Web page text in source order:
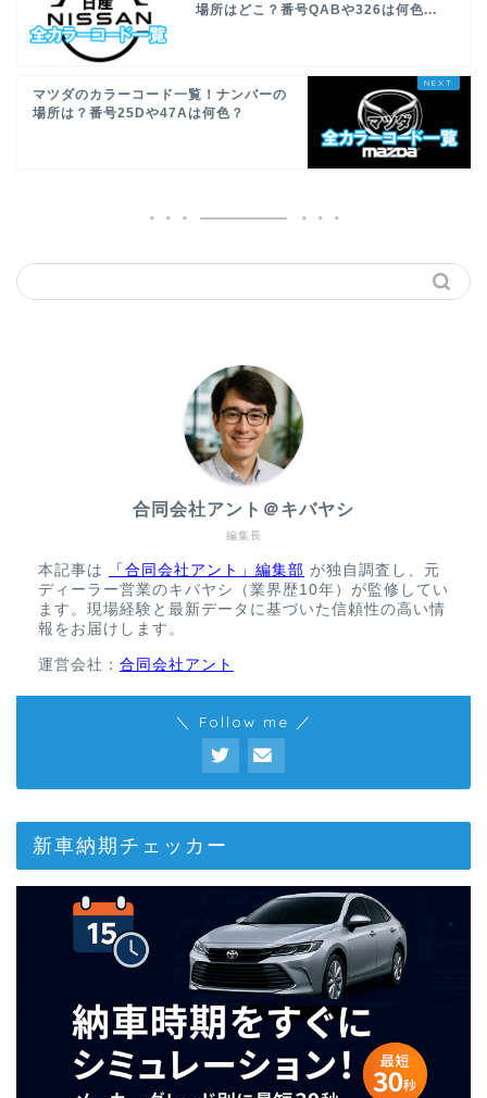
場所はどこ？番号QABや326は何色...
マツダのカラーコード一覧！ナンバーの
場所は？番号25Dや47Aは何色？
編集長
合同会社アント＠キバヤシ
本記事は 「合同会社アント」編集部 が独自調査し、元
ディーラー営業のキバヤシ（業界歴10年）が監修してい
ます。現場経験と最新データに基づいた信頼性の高い情
報をお届けします。
運営会社： 合同会社アント
＼ Follow me ／
新車納期チェッカー